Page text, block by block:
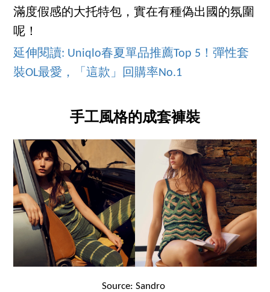
滿度假感的大托特包，實在有種偽出國的氛圍
呢！
延伸閱讀: Uniqlo春夏單品推薦Top 5！彈性套
裝OL最愛，「這款」回購率No.1
手工風格的成套褲裝
Source: Sandro